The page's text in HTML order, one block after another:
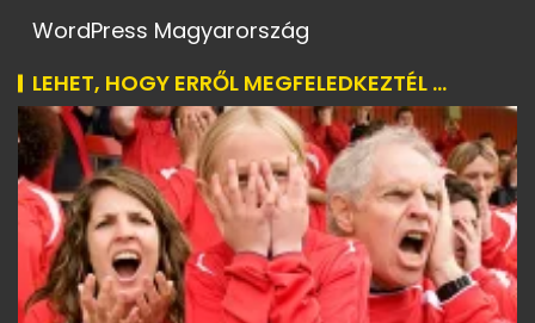
WordPress Magyarország
LEHET, HOGY ERRŐL MEGFELEDKEZTÉL ...